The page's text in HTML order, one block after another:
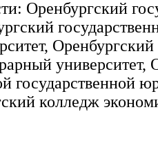
Оренбургский
Оренбургский
университет,
государственной
колледж